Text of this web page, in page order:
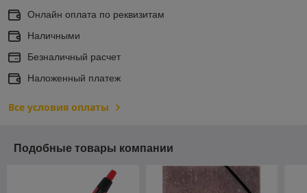
Онлайн оплата по реквизитам
Наличными
Безналичный расчет
Наложенный платеж
Все условия оплаты
Подобные товары компании